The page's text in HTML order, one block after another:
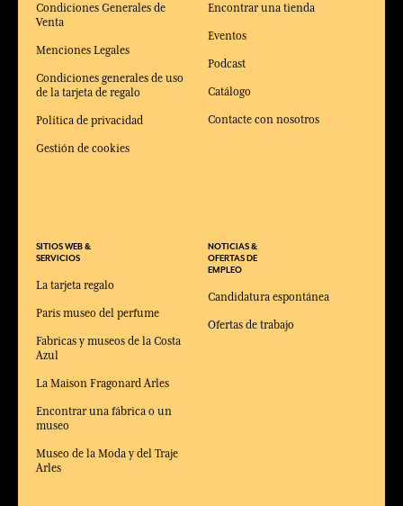
Condiciones Generales de
Venta
Menciones Legales
Condiciones generales de uso
de la tarjeta de regalo
Política de privacidad
Gestión de cookies
SITIOS WEB &
SERVICIOS
La tarjeta regalo
Paris museo del perfume
Fabricas y museos de la Costa
Azul
La Maison Fragonard Arles
Encontrar una fábrica o un
museo
Museo de la Moda y del Traje
Arles
Encontrar una tienda
Eventos
Podcast
Catálogo
Contacte con nosotros
NOTICIAS &
OFERTAS DE
EMPLEO
Candidatura espontánea
Ofertas de trabajo